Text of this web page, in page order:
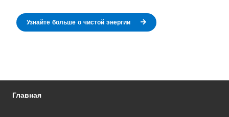
Узнайте больше о чистой энергии
Главная